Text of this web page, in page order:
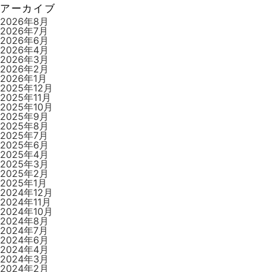
ョ
ン
アーカイブ
2026年8月
2026年7月
2026年6月
2026年4月
2026年3月
2026年2月
2026年1月
2025年12月
2025年11月
2025年10月
2025年9月
2025年8月
2025年7月
2025年6月
2025年4月
2025年3月
2025年2月
2025年1月
2024年12月
2024年11月
2024年10月
2024年8月
2024年7月
2024年6月
2024年4月
2024年3月
2024年2月